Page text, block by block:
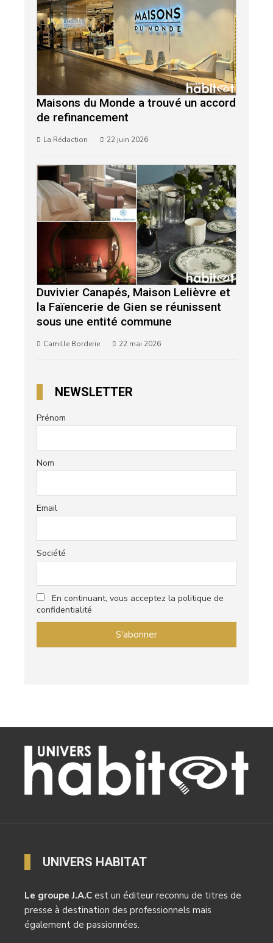
Maisons du Monde a trouvé un accord
de refinancement
La Rédaction 22 juin 2026
Duvivier Canapés, Maison Lelièvre et
la Faïencerie de Gien se réunissent
sous une entité commune
Camille Borderie 22 mai 2026
NEWSLETTER
Prénom
Nom
Email
Société
En continuant, vous acceptez la politique de
confidentialité
UNIVERS HABITAT
Le groupe J.A.C est un éditeur reconnu de titres de
presse à destination des professionnels mais
également de passionnées.